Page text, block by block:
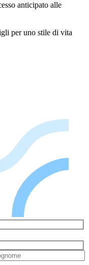
anticipato alle
per uno stile di vita